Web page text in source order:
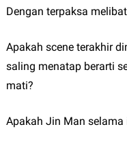
Dengan terpaksa
Apakah scene terakhir
saling menatap berarti
mati?
Apakah Jin Man